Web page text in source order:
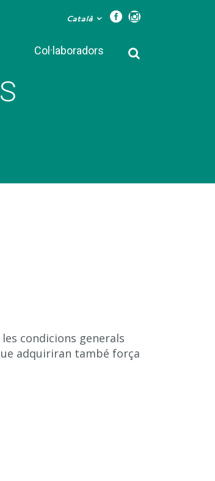
Català
Col·laboradors
condicions generals
adquiriran també força